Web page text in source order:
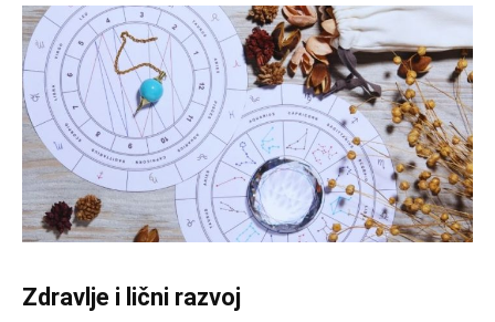
Zdravlje i lični razvoj